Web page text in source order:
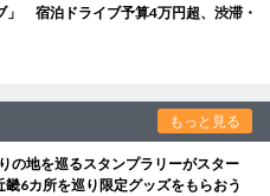
」 宿泊ドライブ予算4万円超、渋滞・
もっと見る
の地を巡るスタンプラリーがスター
6カ所を巡り限定グッズをもらおう